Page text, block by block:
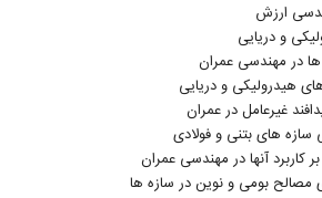
ارزش
و دریایی
در مهندسی عمران
هیدرولیکی و دریایی
غیرعامل در عمران
های بتنی و فولادی
مصالح بومی و نوین در سازه ها